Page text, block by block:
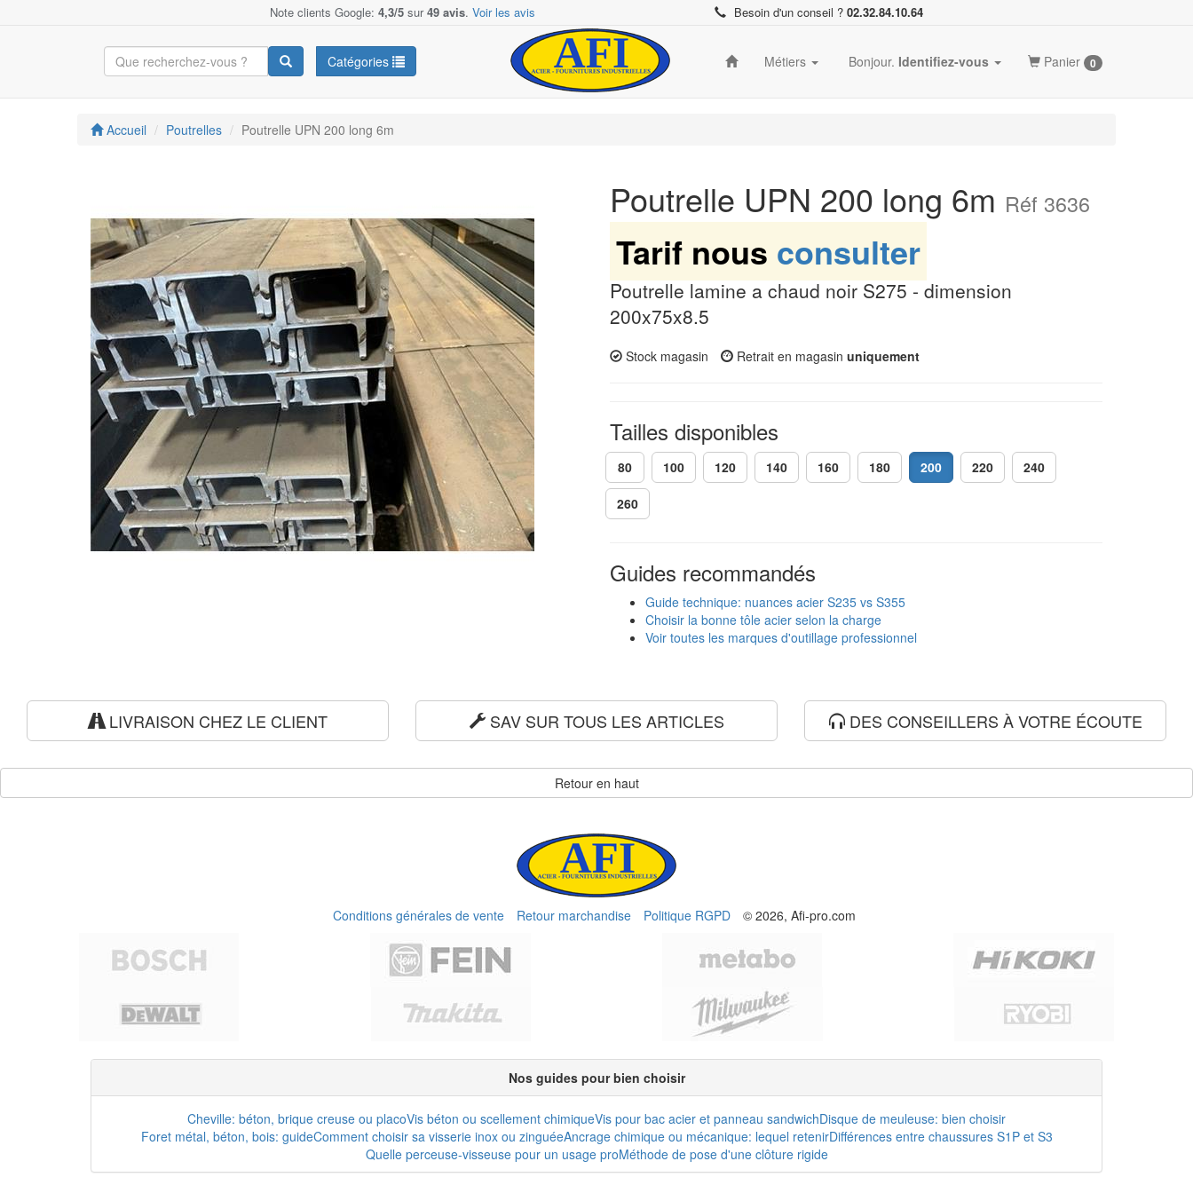
Note clients Google: 4,3/5 sur49 avis. Voir les avis Besoin d'un conseil ? 02.32.84.10.64
Catégories Métiers Bonjour. Identifiez-vous Panier 0
Accueil Poutrelles Poutrelle UPN 200 long 6m
Poutrelle UPN 200 long 6m Réf 3636
Tarif nous consulter
Poutrelle lamine a chaud noir S275 - dimension
200x75x8.5
Stock magasin Retrait en magasin uniquement
Tailles disponibles
80 100 120 140 160 180 200 220 240
260
Guides recommandés
Guide technique: nuances acier S235 vs S355
Choisir la bonne tôle acier selon la charge
Voir toutes les marques d'outillage professionnel
LIVRAISON CHEZ LE CLIENT SAV SUR TOUS LES ARTICLES DES CONSEILLERS À VOTRE ÉCOUTE
Retour en haut
Conditions générales de vente Retour marchandise Politique RGPD © 2026, Afi-pro.com
Nos guides pour bien choisir
Cheville: béton, brique creuse ou placoVis béton ou scellement chimiqueVis pour bac acier et panneau sandwichDisque de meuleuse: bien choisir
Foret métal, béton, bois: guideComment choisir sa visserie inox ou zinguéeAncrage chimique ou mécanique: lequel retenirDifférences entre chaussures S1P et S3
Quelle perceuse-visseuse pour un usage proMéthode de pose d'une clôture rigide